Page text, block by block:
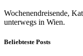
Wochenendreisende,
unterwegs in Wien.
Beliebteste Posts